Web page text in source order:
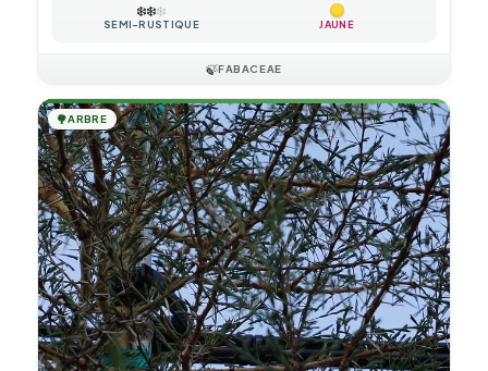
❄️❄️❄️
SEMI-RUSTIQUE JAUNE
🍃FABACEAE
🌳ARBRE